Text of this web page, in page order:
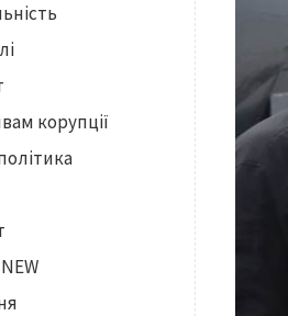
корупції